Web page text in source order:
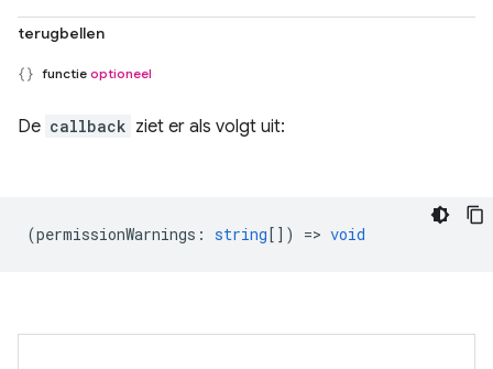
terugbellen
functie optioneel
De callback ziet er als volgt uit:
(permissionWarnings : string[]) => void